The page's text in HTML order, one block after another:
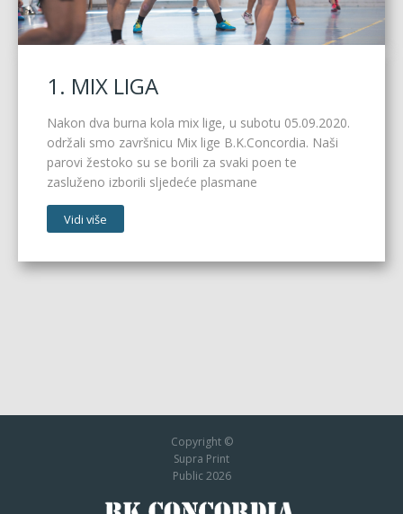
1. MIX LIGA
Nakon dva burna kola mix lige, u subotu 05.09.2020.
održali smo završnicu Mix lige B.K.Concordia. Naši
parovi žestoko su se borili za svaki poen te
zasluženo izborili sljedeće plasmane
Vidi više
Copyright ©
Supra Print
Public 2026